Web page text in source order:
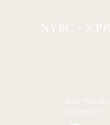
NYBC -
New York